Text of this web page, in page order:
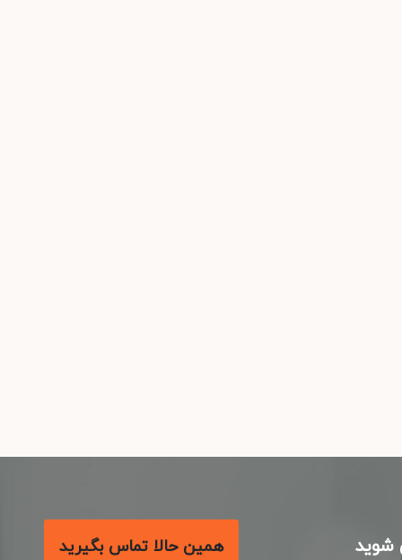
همین حالا تماس بگیرید